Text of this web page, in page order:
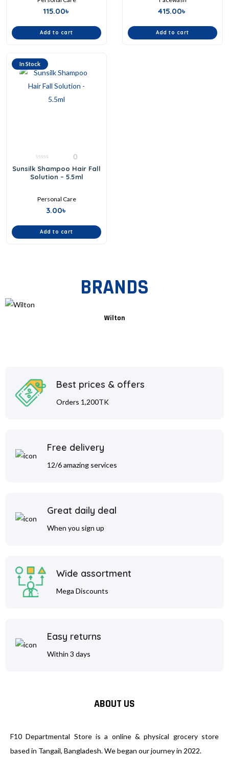
115.00৳
Add to cart
415.00৳
Add to cart
In Stock
0
out
of
0
Sunsilk Shampoo Hair Fall
Solution – 5.5ml
Personal Care
3.00৳
Add to cart
BRANDS
Wilton
Best prices & offers
Orders 1,200TK
Free delivery
12/6 amazing services
Great daily deal
When you sign up
Wide assortment
Mega Discounts
Easy returns
Within 3 days
ABOUT US
F10 Departmental Store is a online & physical grocery store
based in Tangail, Bangladesh. We began our journey in 2022.